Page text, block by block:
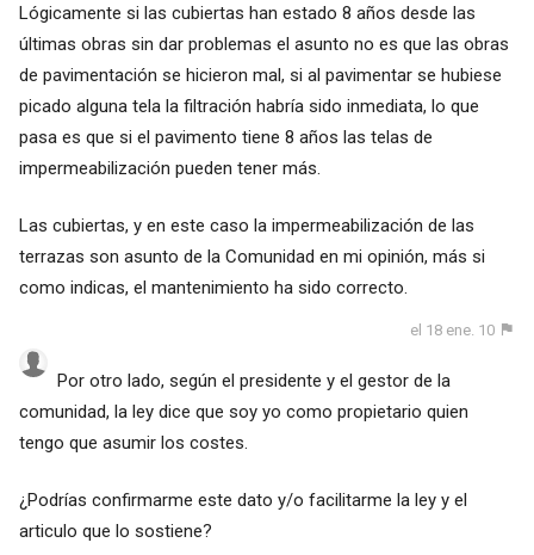
Lógicamente si las cubiertas han estado 8 años desde las
últimas obras sin dar problemas el asunto no es que las obras
de pavimentación se hicieron mal, si al pavimentar se hubiese
picado alguna tela la filtración habría sido inmediata, lo que
pasa es que si el pavimento tiene 8 años las telas de
impermeabilización pueden tener más.
Las cubiertas, y en este caso la impermeabilización de las
terrazas son asunto de la Comunidad en mi opinión, más si
como indicas, el mantenimiento ha sido correcto.
el 18 ene. 10
Por otro lado, según el presidente y el gestor de la
comunidad, la ley dice que soy yo como propietario quien
tengo que asumir los costes.
¿Podrías confirmarme este dato y/o facilitarme la ley y el
articulo que lo sostiene?